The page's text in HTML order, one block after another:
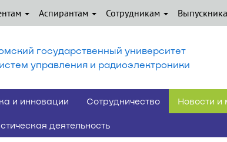
Аспирантам Сотрудникам
государственный университет
управления и радиоэлектроники
и инновации Сотрудничество Новости и
деятельность